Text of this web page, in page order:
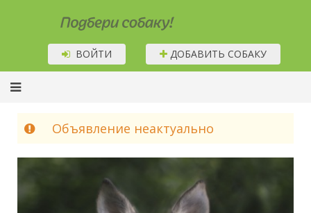
Подбери собаку!
ВОЙТИ ДОБАВИТЬ СОБАКУ
Объявление неактуально